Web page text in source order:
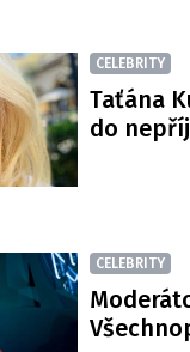
CELEBRITY
Taťána
do
CELEBRITY